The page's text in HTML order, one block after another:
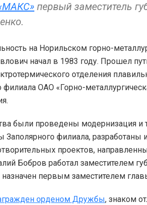
первый заместитель
на Норильском горно-
начал в 1983 году. Прошел
отделения
филиала ОАО «Горно-
были проведены модернизация и
Заполярного филиала,
проектов,
Бобров работал заместителем
первым заместителем
орденом Дружбы, знаком